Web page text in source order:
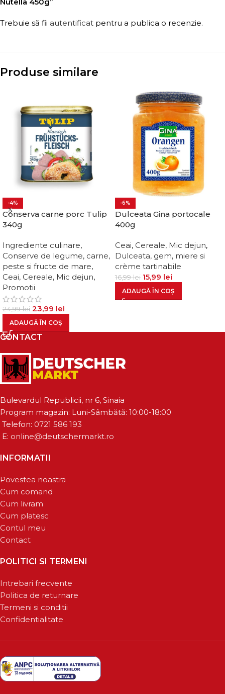
Trebuie să fii autentificat pentru a publica o recenzie.
Produse similare
-4%
Conserva carne porc Tulip
340g
Ingrediente culinare,
Conserve de legume, carne,
peste si fructe de mare,
Ceai, Cereale, Mic dejun,
Promotii
24,99lei 23,99 lei
ADAUGĂ ÎN COȘ
-6%
Dulceata Gina portocale
400g
Ceai, Cereale, Mic dejun,
Dulceata, gem, miere si
crème tartinabile
16,99lei 15,99 lei
ADAUGĂ ÎN COȘ
CONTACT
Bulevardul Republicii, nr 6, Sinaia
Program magazin: Luni-Sâmbătă: 10:00-18:00
Telefon: 0721 586 193
E: online@deutschermarkt.ro
INFORMATII
Povestea noastra
Cum comand
Cum livram
Cum platesc
Contul meu
Contact
POLITICI SI TERMENI
Intrebari frecvente
Politica de returnare
Termeni si conditii
Confidentialitate